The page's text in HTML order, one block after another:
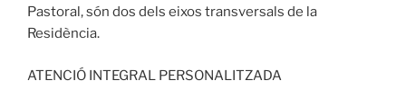
Pastoral, són dos dels eixos transversals de la
Residència.
ATENCIÓ INTEGRAL PERSONALITZADA